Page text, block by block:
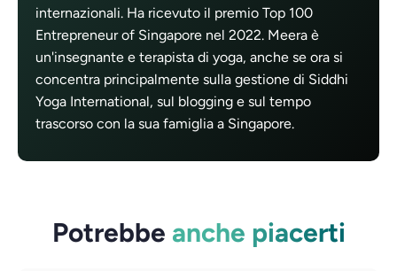
internazionali. Ha ricevuto il premio Top 100
Entrepreneur of Singapore nel 2022. Meera è
un'insegnante e terapista di yoga, anche se ora si
concentra principalmente sulla gestione di Siddhi
Yoga International, sul blogging e sul tempo
trascorso con la sua famiglia a Singapore.
Potrebbe anche piacerti